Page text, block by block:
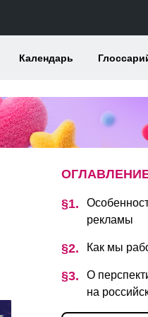
Календарь
рекламы
Как мы
О
на